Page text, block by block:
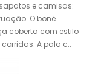
e camisas:
O boné
coberta com estilo
A pala c..